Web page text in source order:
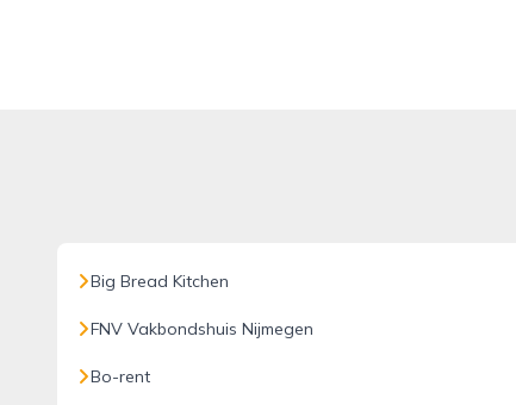
Big Bread Kitchen
FNV Vakbondshuis Nijmegen
Bo-rent